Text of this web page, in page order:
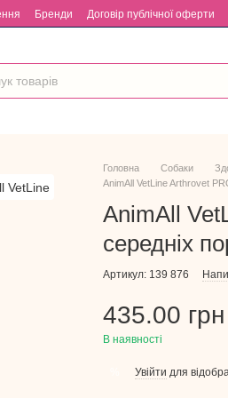
Бренди Договір публічної оферти
Головна Собаки
AnimAll VetLine Arthrovet
AnimAll
середніх
Артикул: 139 876
435.00 грн
В наявності
Увійти для